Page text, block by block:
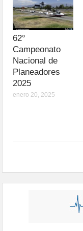
62°
Campeonato
Nacional de
Planeadores
2025
enero 20, 2025